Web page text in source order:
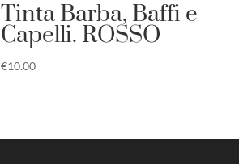
Tinta Barba, Baffi e
Capelli. ROSSO
€10.00